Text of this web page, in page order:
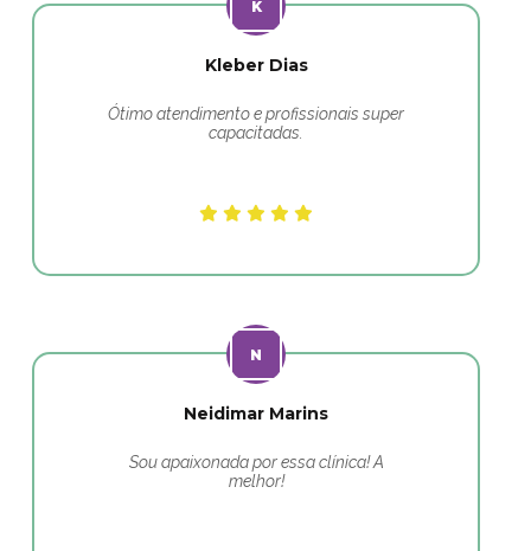
Kleber Dias
Ótimo atendimento e profissionais super
capacitadas.
Neidimar Marins
Sou apaixonada por essa clínica! A
melhor!